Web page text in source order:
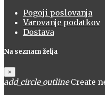
Pogoji poslovanja
Varovanje podatkov
Dostava
Na seznam želja
×
add_circle_outlineCreate